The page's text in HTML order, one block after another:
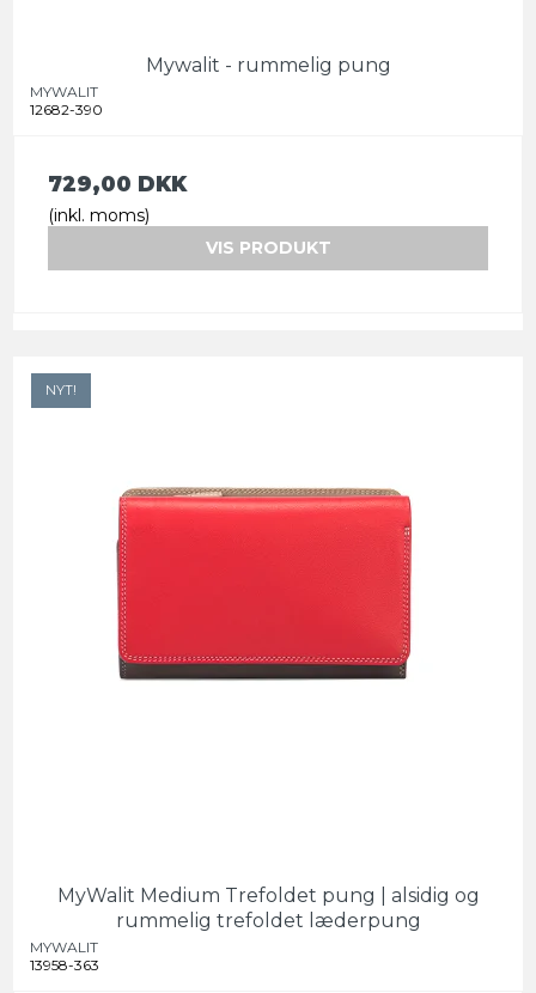
Mywalit - rummelig pung
MYWALIT
12682-390
729,00 DKK
(inkl. moms)
VIS PRODUKT
NYT!
MyWalit Medium Trefoldet pung | alsidig og
rummelig trefoldet læderpung
MYWALIT
13958-363